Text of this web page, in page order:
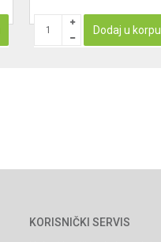
Dodaj u korpu
KORISNIČKI SERVIS